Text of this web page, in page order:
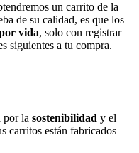
un carrito de la
de su calidad, es que los
vida, solo con registrar
siguientes a tu compra.
por la sostenibilidad y el
carritos están fabricados